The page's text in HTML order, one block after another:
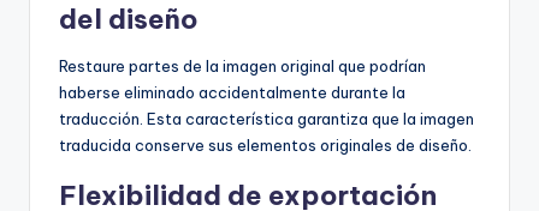
del diseño
Restaure partes de la imagen original que podrían
haberse eliminado accidentalmente durante la
traducción. Esta característica garantiza que la imagen
traducida conserve sus elementos originales de diseño.
Flexibilidad de exportación